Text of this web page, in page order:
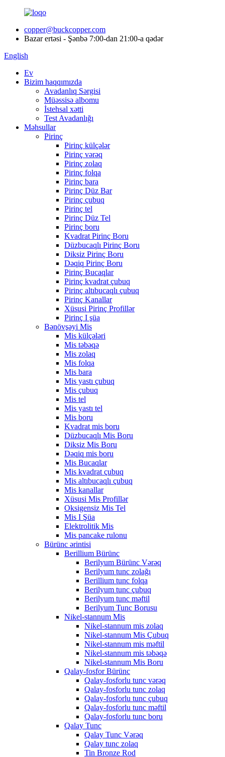
copper@buckcopper.com
Bazar ertəsi - Şənbə 7:00-dan 21:00-a qədər
English
Ev
Bizim haqqımızda
Avadanlıq Sərgisi
Müəssisə albomu
İstehsal xətti
Test Avadanlığı
Məhsullar
Pirinç
Pirinç külçələr
Pirinç vərəq
Pirinç zolaq
Pirinç folqa
Pirinç bara
Pirinç Düz Bar
Pirinç çubuq
Pirinç tel
Pirinç Düz Tel
Pirinç boru
Kvadrat Pirinç Boru
Düzbucaqlı Pirinç Boru
Diksiz Pirinç Boru
Dəqiq Pirinç Boru
Pirinç Bucaqlar
Pirinç kvadrat çubuq
Pirinç altıbucaqlı çubuq
Pirinç Kanallar
Xüsusi Pirinç Profillər
Pirinç I şüa
Bənövşəyi Mis
Mis külçələri
Mis təbəqə
Mis zolaq
Mis folqa
Mis bara
Mis yastı çubuq
Mis çubuq
Mis tel
Mis yastı tel
Mis boru
Kvadrat mis boru
Düzbucaqlı Mis Boru
Diksiz Mis Boru
Dəqiq mis boru
Mis Bucaqlar
Mis kvadrat çubuq
Mis altıbucaqlı çubuq
Mis kanallar
Xüsusi Mis Profillər
Oksigensiz Mis Tel
Mis I Şüa
Elektrolitik Mis
Mis pancake rulonu
Bürünc ərintisi
Berillium Bürünc
Berilyum Bürünc Vərəq
Berilyum tunc zolağı
Berillium tunc folqa
Berilyum tunc çubuq
Berilyum tunc məftil
Berilyum Tunc Borusu
Nikel-stannum Mis
Nikel-stannum mis zolaq
Nikel-stannum Mis Çubuq
Nikel-stannum mis məftil
Nikel-stannum mis təbəqə
Nikel-stannum Mis Boru
Qalay-fosfor Bürünc
Qalay-fosforlu tunc vərəq
Qalay-fosforlu tunc zolaq
Qalay-fosforlu tunc çubuq
Qalay-fosforlu tunc məftil
Qalay-fosforlu tunc boru
Qalay Tunc
Qalay Tunc Vərəq
Qalay tunc zolaq
Tin Bronze Rod